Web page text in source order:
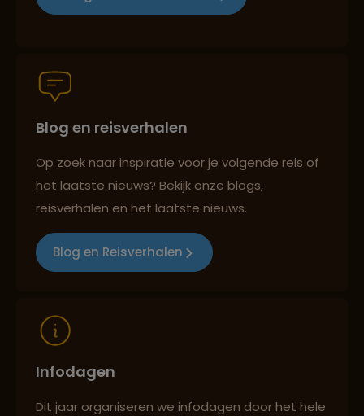
Persoonlijk en deskundig reisadvies
Best beoordeelde reisroutes
Blog en reisverhalen
Op zoek naar inspiratie voor je volgende reis of
het laatste nieuws? Bekijk onze blogs,
reisverhalen en het laatste nieuws.
Blog en Reisverhalen
Infodagen
Dit jaar organiseren we infodagen door het hele